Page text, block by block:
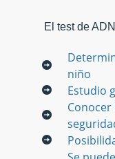
El test de
niño
Estudio